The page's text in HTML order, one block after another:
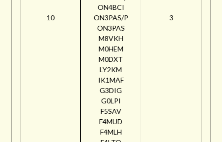
10
ON4BCI
ON3PAS/P
ON3PAS
M8VKH
M0HEM
M0DXT
LY2KM
IK1MAF
G3DIG
G0LPI
F5SAV
F4MUD
F4MLH
3